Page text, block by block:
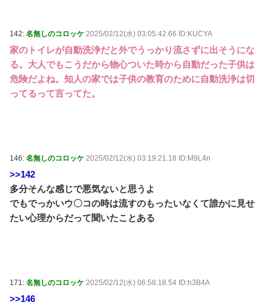
142: 名無しのコロッケ 2025/02/12(水) 03:05:42.66 ID:KUCYA
家のトイレが自動洗浄だと外でうっかり流さずに出そうにな
る。大人でもこうだから物心ついた時から自動だった子供は
危険だよね。知人の家では子供の教育のために自動洗浄は切
ってるって言ってた。
146: 名無しのコロッケ 2025/02/12(水) 03:19:21.18 ID:M9L4n
>>142
多分そんな感じで悪気ないと思うよ
でもでっかいウ〇コの時は流すのもったいなくて誰かに見せ
たい心理からだって聞いたことある
171: 名無しのコロッケ 2025/02/12(水) 06:58:18.54 ID:h3B4A
>>146